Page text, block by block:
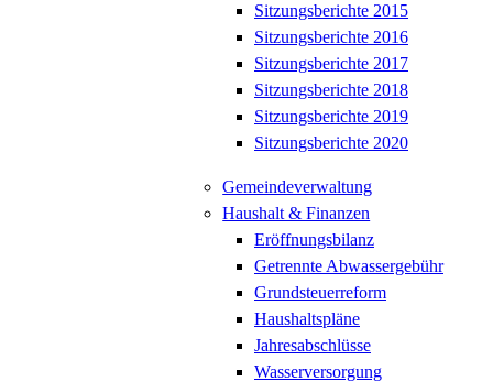
Sitzungsberichte 2015
Sitzungsberichte 2016
Sitzungsberichte 2017
Sitzungsberichte 2018
Sitzungsberichte 2019
Sitzungsberichte 2020
Gemeindeverwaltung
Haushalt & Finanzen
Eröffnungsbilanz
Getrennte Abwassergebühr
Grundsteuerreform
Haushaltspläne
Jahresabschlüsse
Wasserversorgung